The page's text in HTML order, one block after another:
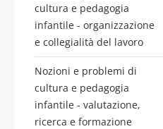
cultura e pedagogia
infantile - organizzazione
e collegialità del lavoro
Nozioni e problemi di
cultura e pedagogia
infantile - valutazione,
ricerca e formazione